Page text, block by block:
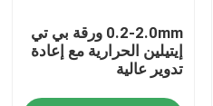
0.2-2.0mm ورقة بي تي
إيتيلين الحرارية مع إعادة
تدوير عالية